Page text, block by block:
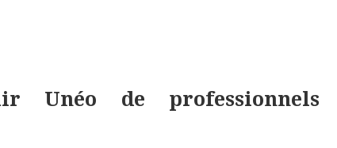
Unéo de professionnels